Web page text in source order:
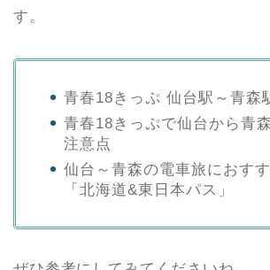
す。
青春18きっぷ 仙台駅～青森
青春18きっぷで仙台から青
注意点
仙台～青森の電車旅におす
「北海道&東日本パス」